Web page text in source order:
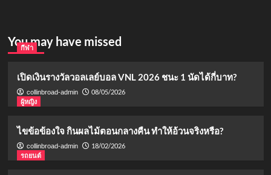
You may have missed
กีฬา
เปิดเงินรางวัลวอลเลย์บอล VNL 2026 ชนะ 1 นัดได้กี่บาท?
collinbroad-admin
08/05/2026
ผู้หญิง
ไขข้อข้องใจ กินผลไม้ตอนกลางคืน ทำให้อ้วนจริงหรือ?
collinbroad-admin
18/02/2026
รถยนต์